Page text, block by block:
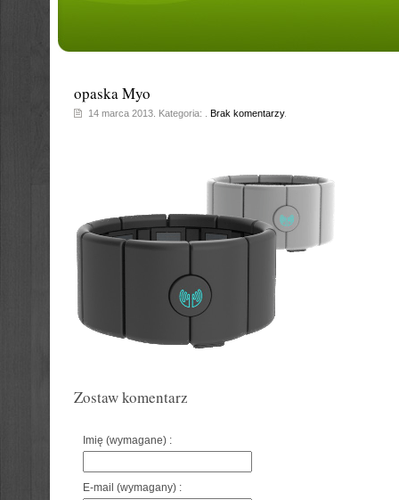
opaska Myo
14 marca 2013. Kategoria: . Brak komentarzy.
Zostaw komentarz
Imię (wymagane) :
E-mail (wymagany) :